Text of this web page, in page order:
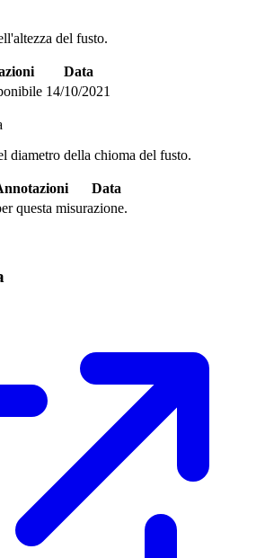
del fusto.
Data
14/10/2021
diametro della chioma del fusto.
Data
questa misurazione.